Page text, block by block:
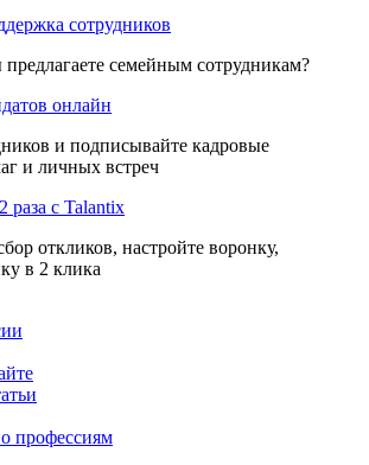
сотрудников
семейным сотрудникам?
онлайн
и подписывайте кадровые
и личных встреч
раза с Talantix
откликов, настройте воронку,
в 2 клика
профессиям